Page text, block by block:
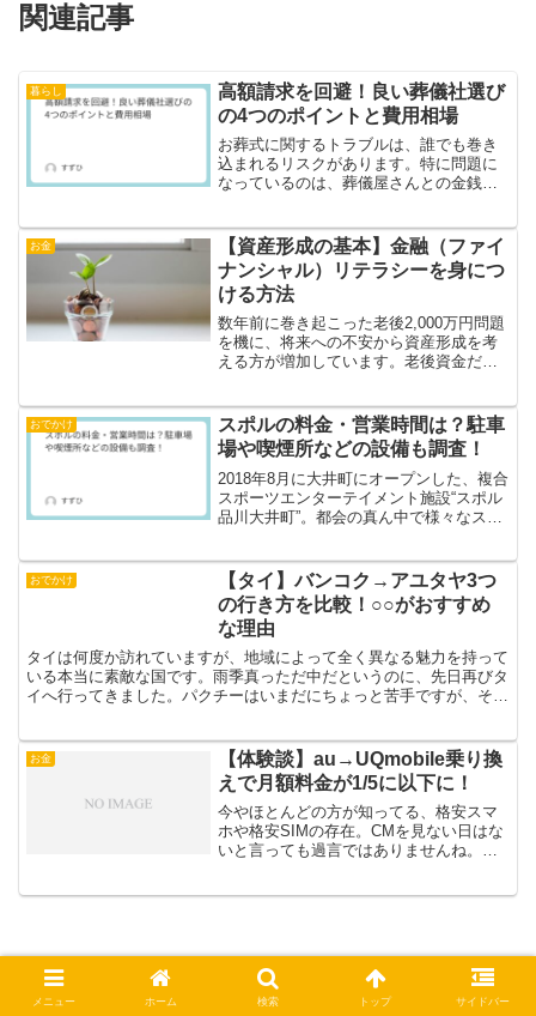
関連記事
暮らし
高額請求を回避！良い葬儀社選び
の4つのポイントと費用相場
お葬式に関するトラブルは、誰でも巻き
込まれるリスクがあります。特に問題に
なっているのは、葬儀屋さんとの金銭ト
な請求をされる 事前に見積もりしたにも
関わらず、それ以上の...
お金
【資産形成の基本】金融（ファイ
ナンシャル）リテラシーを身につ
ける方法
数年前に巻き起こった老後2,000万円問題
を機に、将来への不安から資産形成を考
える方が増加しています。老後資金だけ
身につけたいのが金融（ファイナンシャ
ル）リテラシーです...
おでかけ
スポルの料金・営業時間は？駐車
場や喫煙所などの設備も調査！
2018年8月に大井町にオープンした、複合
スポーツエンターテイメント施設“スポル
品川大井町”。都会の真ん中で様々なスポ
のわたくしスイカが、体験と言う名の潜
入調査をしてき...
おでかけ
【タイ】バンコク→アユタヤ3つ
の行き方を比較！○○がおすすめ
な理由
タイは何度か訪れていますが、地域によって全く異なる魅力を持って
いる本当に素敵な国です。雨季真っただ中だというのに、先日再びタ
イへ行ってきました。パクチーはいまだにちょっと苦手ですが、その
お金
【体験談】au→UQmobile乗り換
えで月額料金が1/5に以下に！
今やほとんどの方が知ってる、格安スマ
ホや格安SIMの存在。CMを見ない日はな
いと言っても過言ではありませんね。筆
メニュー ホーム 検索 トップ サイドバー